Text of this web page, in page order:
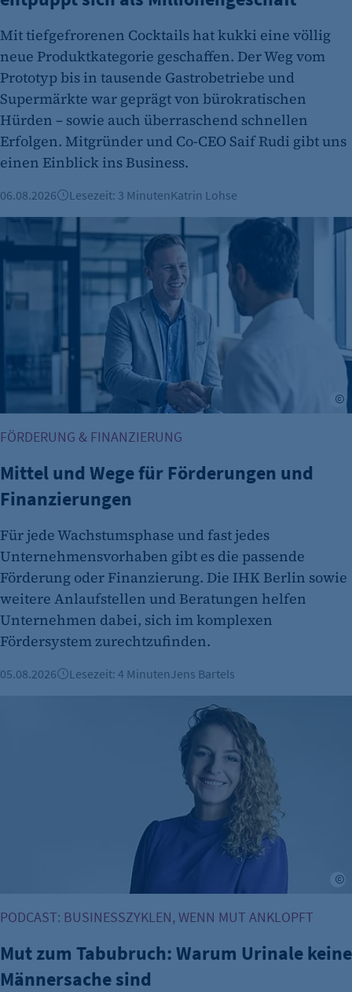
Zweck:
Dieser Cookie speichert die ausgewählten
Einverständnis-Optionen des Benutzers
Cookie Laufzeit:
1 Jahr
etracker Analytics
Anbieter:
etracker GmbH
Cookie Erkennung
Cookie Laufzeit:
etracker Analytics
et_allow_cookies
Anbieter:
etracker GmbH
Es erlaubt eTracker Cookies zu setzen.
480 Tage
Erkennung, ob bei dem Besucher die
Scrolltiefe gemessen wird.
24 Std.
Mit tiefgefrorenen Cocktails hat kukki eine völlig
neue Produktkategorie geschaffen. Der Weg vom
Prototyp bis in tausende Gastrobetriebe und
Supermärkte war geprägt von bürokratischen
Hürden – sowie auch überraschend schnellen
Erfolgen. Mitgründer und Co-CEO Saif Rudi gibt uns
einen Einblick ins Business.
06.08.2026 Lesezeit: 3 MinutenKatrin Lohse
Mittel und Wege für Förderungen und Finanzierungen
FÖRDERUNG & FINANZIERUNG
Mittel und Wege für Förderungen und
Finanzierungen
Für jede Wachstumsphase und fast jedes
Unternehmensvorhaben gibt es die passende
Förderung oder Finanzierung. Die IHK Berlin sowie
weitere Anlaufstellen und Beratungen helfen
Unternehmen dabei, sich im komplexen
Fördersystem zurechtzufinden.
05.08.2026 Lesezeit: 4 MinutenJens Bartels
Mut zum Tabubruch: Warum Urinale keine Männersache
PODCAST: BUSINESSZYKLEN, WENN MUT ANKLOPFT
Mut zum Tabubruch: Warum Urinale keine
Männersache sind